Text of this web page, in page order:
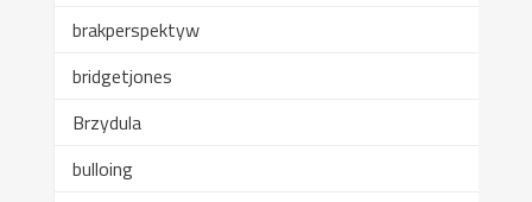
brakperspektyw
bridgetjones
Brzydula
bulloing